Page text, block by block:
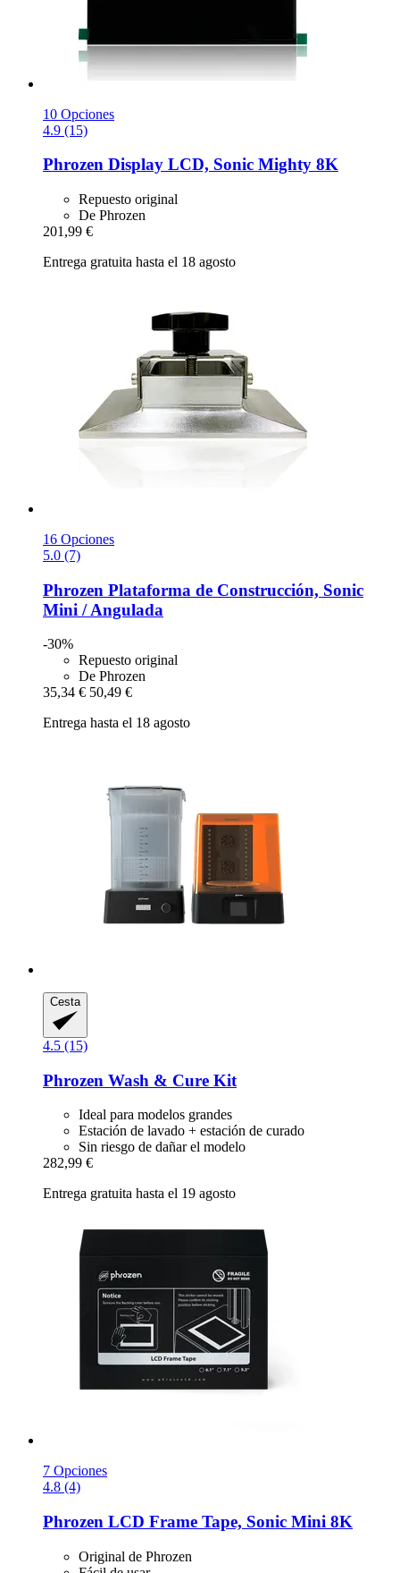
10 Opciones
4.9 (15)
Phrozen Display LCD, Sonic Mighty 8K
Repuesto original
De Phrozen
201,99 €
Entrega gratuita hasta el 18 agosto
16 Opciones
5.0 (7)
Phrozen Plataforma de Construcción, Sonic
Mini / Angulada
-30%
Repuesto original
De Phrozen
35,34 € 50,49 €
Entrega hasta el 18 agosto
Cesta
4.5 (15)
Phrozen Wash & Cure Kit
Ideal para modelos grandes
Estación de lavado + estación de curado
Sin riesgo de dañar el modelo
282,99 €
Entrega gratuita hasta el 19 agosto
7 Opciones
4.8 (4)
Phrozen LCD Frame Tape, Sonic Mini 8K
Original de Phrozen